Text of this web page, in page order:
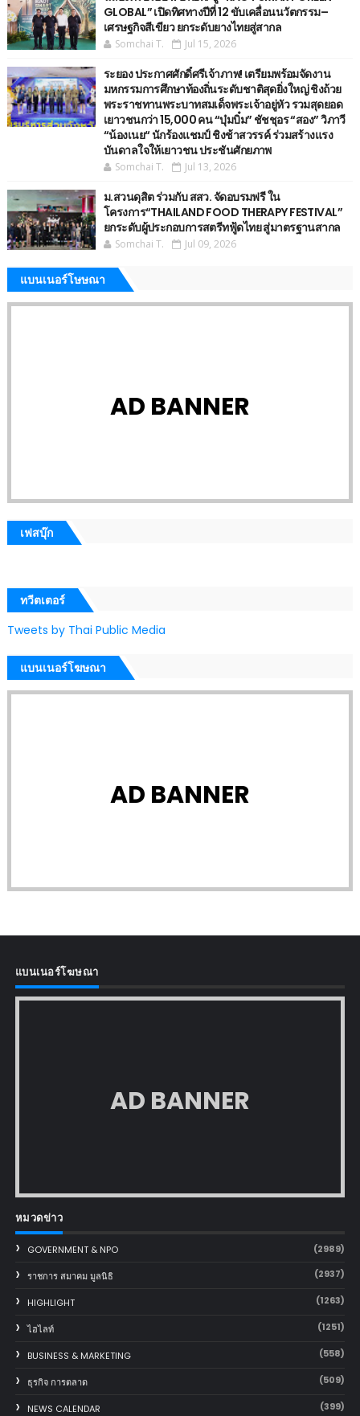
GLOBAL” เปิดทิศทางปีที่ 12 ขับเคลื่อนนวัตกรรม–
เศรษฐกิจสีเขียว ยกระดับยางไทยสู่สากล
Somchai T. Jul 15, 2026
ระยอง ประกาศศักดิ์ศรีเจ้าภาพ! เตรียมพร้อมจัดงาน
มหกรรมการศึกษาท้องถิ่นระดับชาติสุดยิ่งใหญ่ ชิงถ้วย
พระราชทานพระบาทสมเด็จพระเจ้าอยู่หัว รวมสุดยอด
เยาวชนกว่า 15,000 คน “บุ๋มบิ๋ม” ชัชชุอร “สอง” วิภาวี
“น้องเนย“ นักร้องแชมป์ ชิงช้าสวรรค์ ร่วมสร้างแรง
บันดาลใจให้เยาวชน ประชันศักยภาพ
Somchai T. Jul 13, 2026
ม.สวนดุสิต ร่วมกับ สสว. จัดอบรมฟรี ใน
โครงการ“THAILAND FOOD THERAPY FESTIVAL”
ยกระดับผู้ประกอบการสตรีทฟู้ดไทย สู่มาตรฐานสากล
Somchai T. Jul 09, 2026
แบนเนอร์โษษณา
AD BANNER
เฟสบุ๊ก
ทวีตเตอร์
Tweets by Thai Public Media
แบนเนอร์โฆษณา
AD BANNER
แบนเนอร์โฆษณา
AD BANNER
หมวดข่าว
GOVERNMENT & NPO (2989)
ราชการ สมาคม มูลนิธิ (2937)
HIGHLIGHT (1263)
ไฮไลท์ (1251)
BUSINESS & MARKETING (558)
ธุรกิจ การตลาด (509)
NEWS CALENDAR (399)